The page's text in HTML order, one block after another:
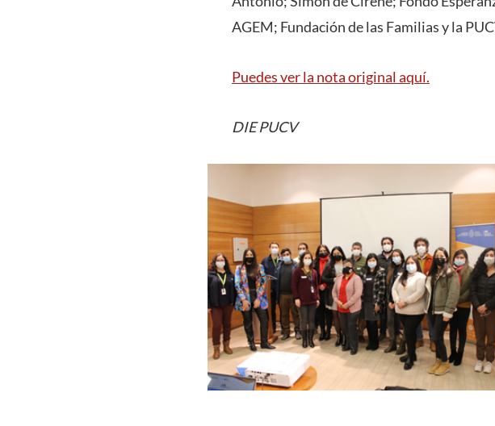
AGEM; Fundación de las Familias y la
Puedes ver la nota original aquí.
DIE PUCV